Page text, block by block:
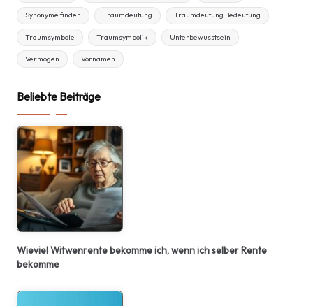
Synonyme finden Traumdeutung Traumdeutung Bedeutung
Traumsymbole Traumsymbolik Unterbewusstsein
Vermögen Vornamen
Beliebte Beiträge
Wieviel Witwenrente bekomme ich, wenn ich selber Rente
bekomme